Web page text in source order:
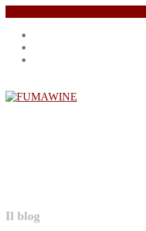
Salta
contenuto
Il blog